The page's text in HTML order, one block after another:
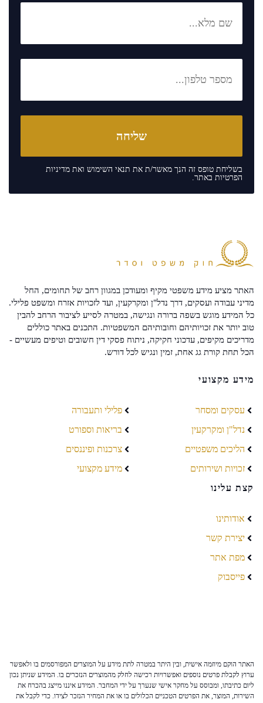
בשליחת טופס זה הנך מאשר/ת את תנאי השימוש ואת מדיניות
הפרטיות באתר.
האתר מציע מידע משפטי מקיף ומעודכן במגוון רחב של תחומים, החל
מדיני עבודה ועסקים, דרך נדל"ן ומקרקעין, ועד לזכויות אזרח ומשפט פלילי.
כל המידע מוגש בשפה ברורה ונגישה, במטרה לסייע לציבור הרחב להבין
טוב יותר את זכויותיהם וחובותיהם המשפטיות. התכנים באתר כוללים
מדריכים מקיפים, עדכוני חקיקה, ניתוח פסקי דין חשובים וטיפים מעשיים -
הכל תחת קורת גג אחת, זמין ונגיש לכל דורש.
מידע מקצועי
עסקים ומסחר
נדל"ן ומקרקעין
הליכים משפטיים
זכויות ושירותים
פלילי ותעבורה
בריאות וספורט
צרכנות ופיננסים
מידע מקצועי
קצת עלינו
אודותינו
יצירת קשר
מפת אתר
פייסבוק
האתר הוקם מיוזמה אישית, ובין היתר במטרה לתת מידע על המוצרים המפורסמים בו ולאפשר
ערוץ לקבלת פרטים נוספים ואפשרויות רכישה לחלק מהמוצרים הנזכרים בו. המידע שניתן נכון
ליום כתיבתו, ומבוסס על מחקר אישי שנערך על ידי המחבר. המידע איננו מייצג בהכרח את
השירות, המוצר, את הפרטים הטכניים הכלולים בו או את המחיר הנזכר לצידו. כדי לקבל את